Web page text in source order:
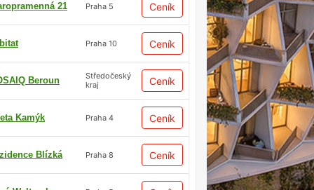
21 Praha 5 Ceník
Praha 10 Ceník
Beroun
Středočeský
kraj
Ceník
Kamýk Praha 4 Ceník
Blízká Praha 8 Ceník